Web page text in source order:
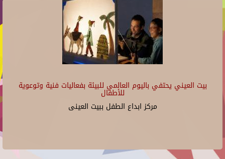
بيت العيني يحتفي باليوم العالمي للبيئة بفعاليات فنية وتوعوية
للأطفال
مركز ابداع الطفل ببيت العينى